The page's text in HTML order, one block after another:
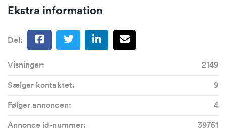
Ekstra information
Del:
Visninger:
2149
Sælger kontaktet:
9
Følger annoncen:
4
Annonce id-nummer:
39751